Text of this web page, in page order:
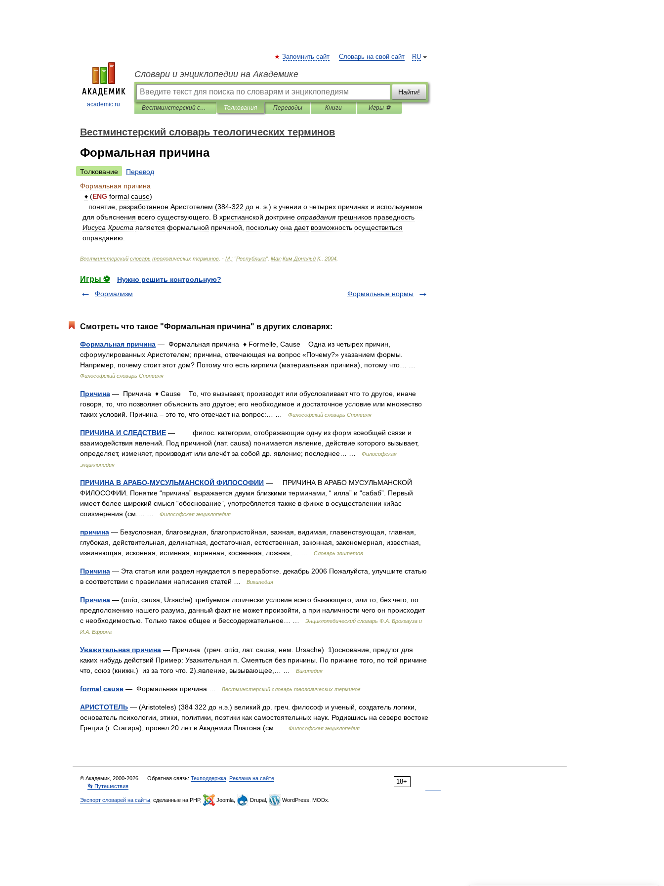
academic.ru
RU
Запомнить сайт Словарь на свой сайт
Словари и энциклопедии на Академике
Найти!
Вестминстерский словарь теологических терминов Толкования Переводы Книги Игры ⚽
Вестминстерский словарь теологических терминов
Формальная причина
Толкование
Перевод
Формальная причина
♦ (ENG formal cause)
понятие разработанное Аристотелем (384-322 до н э .) в учении о четырех причинах и используемое
для объяснения всего существующего В христианской доктрине оправдания грешников праведность
Иисуса Христа является формальной причиной поскольку она дает возможность осуществиться
оправданию
Вестминстерский словарь теологических терминов . - М : "Республика". Мак-Ким Дональд К. 2004
Игры ⚽
Нужно решить контрольную?
Формализм
Формальные нормы
Смотреть что такое "Формальная причина" в других словарях:
Формальная причина — Формальная причина ♦ Formelle, Cause Одна из четырех причин,
сформулированных Аристотелем; причина, отвечающая на вопрос «Почему?» указанием формы.
Например, почему стоит этот дом? Потому что есть кирпичи (материальная причина), потому что… …
Философский словарь Спонвиля
Причина — Причина ♦ Cause То, что вызывает, производит или обусловливает что то другое, иначе
говоря, то, что позволяет объяснить это другое; его необходимое и достаточное условие или множество
таких условий. Причина – это то, что отвечает на вопрос:… …
Философский словарь Спонвиля
ПРИЧИНА И СЛЕДСТВИЕ — филос. категории, отображающие одну из форм всеобщей связи и
взаимодействия явлений. Под причиной (лат. causa) понимается явление, действие которого вызывает,
определяет, изменяет, производит или влечёт за собой др. явление; последнее… …
Философская
энциклопедия
ПРИЧИНА В АРАБО-МУСУЛЬМАНСКОЙ ФИЛОСОФИИ — ПРИЧИНА В АРАБО МУСУЛЬМАНСКОЙ
ФИЛОСОФИИ. Понятие “причина” выражается двумя близкими терминами, “ илла” и “сабаб”. Первый
имеет более широкий смысл “обоснование”, употребляется также в фикхе в осуществлении кийас
соизмерения (см.… …
Философская энциклопедия
причина — Безусловная, благовидная, благопристойная, важная, видимая, главенствующая, главная,
глубокая, действительная, деликатная, достаточная, естественная, законная, закономерная, известная,
извиняющая, исконная, истинная, коренная, косвенная, ложная,… …
Словарь эпитетов
Причина — Эта статья или раздел нуждается в переработке. декабрь 2006 Пожалуйста, улучшите статью
в соответствии с правилами написания статей …
Википедия
Причина — (αιτία, causa, Ursache) требуемое логически условие всего бывающего, или то, без чего, по
предположению нашего разума, данный факт не может произойти, а при наличности чего он происходит
с необходимостью. Только такое общее и бессодержательное… …
Энциклопедический словарь Ф.А. Брокгауза и
И.А. Ефрона
Уважительная причина — Причина (греч. αιτία, лат. causa, нем. Ursache) 1)основание, предлог для
каких нибудь действий Пример: Уважительная п. Смеяться без причины. По причине того, по той причине
что, союз (книжн.) из за того что. 2).явление, вызывающее,… …
Википедия
formal cause — Формальная причина … Вестминстерский словарь теологических терминов
АРИСТОТЕЛЬ — (Aristoteles) (384 322 до н.э.) великий др. греч. философ и ученый, создатель логики,
основатель психологии, этики, политики, поэтики как самостоятельных наук. Родившись на северо востоке
Греции (г. Стагира), провел 20 лет в Академии Платона (см …
Философская энциклопедия
18+
© Академик, 2000-2026 Обратная связь: Техподдержка Реклама на сайте
👣 Путешествия
Экспорт словарей на сайты , сделанные на PHP, Joomla, Drupal, WordPress, MODx.